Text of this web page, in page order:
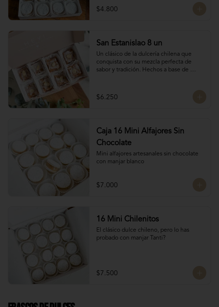
$4.800
San Estanislao 8 un
Un clásico de la dulcería chilena que
conquista con su mezcla perfecta de
sabor y tradición. Hechos a base de
cada San Estanislao guarda ese toque
casero y especial que solo ella sabe dar.
antojo dulce lleno de cariño.
$6.250
Caja 16 Mini Alfajores Sin
Chocolate
Mini alfajores artesanales sin chocolate
con manjar blanco
$7.000
16 Mini Chilenitos
El clásico dulce chileno, pero lo has
probado con manjar Tanti?
$7.500